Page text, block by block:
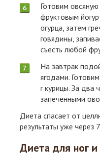
Готовим
фруктовым
огурца, затем
говядины,
съесть любой
На завтрак
ягодами.
г курицы. За два
запеченными
Диета спасает от
результаты уже через
Диета для ног